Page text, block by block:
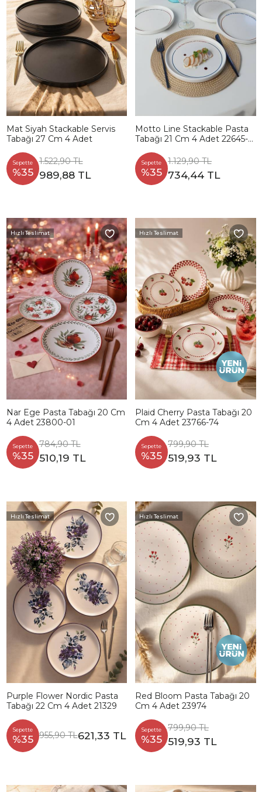
Mat Siyah Stackable Servis
Tabağı 27 Cm 4 Adet
Sepette
%35
1.522,90 TL
989,88 TL
Motto Line Stackable Pasta
Tabağı 21 Cm 4 Adet 22645-
Sepette
%35
1.129,90 TL
734,44 TL
Hızlı Teslimat
Nar Ege Pasta Tabağı 20 Cm
4 Adet 23800-01
Sepette
%35
784,90 TL
510,19 TL
Hızlı Teslimat
Plaid Cherry Pasta Tabağı 20
Cm 4 Adet 23766-74
Sepette
%35
799,90 TL
519,93 TL
Hızlı Teslimat
Purple Flower Nordic Pasta
Tabağı 22 Cm 4 Adet 21329
Sepette
%35 955,90 TL621,33 TL
Hızlı Teslimat
Red Bloom Pasta Tabağı 20
Cm 4 Adet 23974
Sepette
%35
799,90 TL
519,93 TL